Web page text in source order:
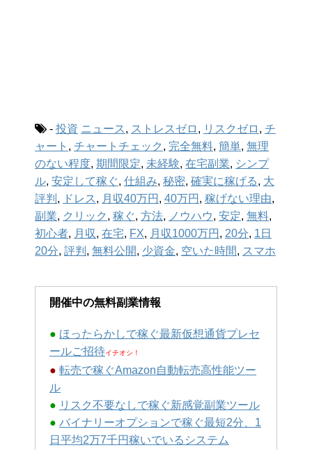
- 投資 ニュース , ストレスゼロ , リスクゼロ , チ
ャート , チャートチェック , 完全無料, 簡単, 無理
のない程度, 期間限定, 未経験, 在宅副業, シンプ
ル, 安定して稼ぐ, 仕組み, 秘密, 確実に稼げる, 大
評判 , ドレス , 月収40万円 , 40万円 , 稼げない理由,
副業, クリック , 稼ぐ, 方法, ノウハウ, 安定, 無料,
初心者, 月収, 在宅, FX, 月収1000万円 , 20分, 1日
20分, 評判 , 無料公開, 少資金, 空いた時間, スマホ
開催中の無料副業情報
● ほったらかしで稼ぐ最新仮想通貨プレセ
ールご招待イチオシ！
● 転売で稼ぐAmazon自動転売高性能ツー
ル
● リスク不要なしで稼ぐ新感覚副業ツール
● バイナリーオプションで稼ぐ最短2分、1
日平均2万7千円稼いでいるシステム